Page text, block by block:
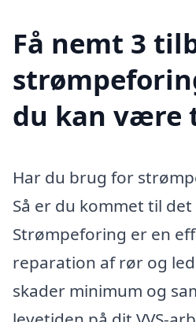
Få nemt 3
du kan være
Har du brug for
Så er du kommet til
Strømpeforing er en
reparation af rør og
skader minimum og